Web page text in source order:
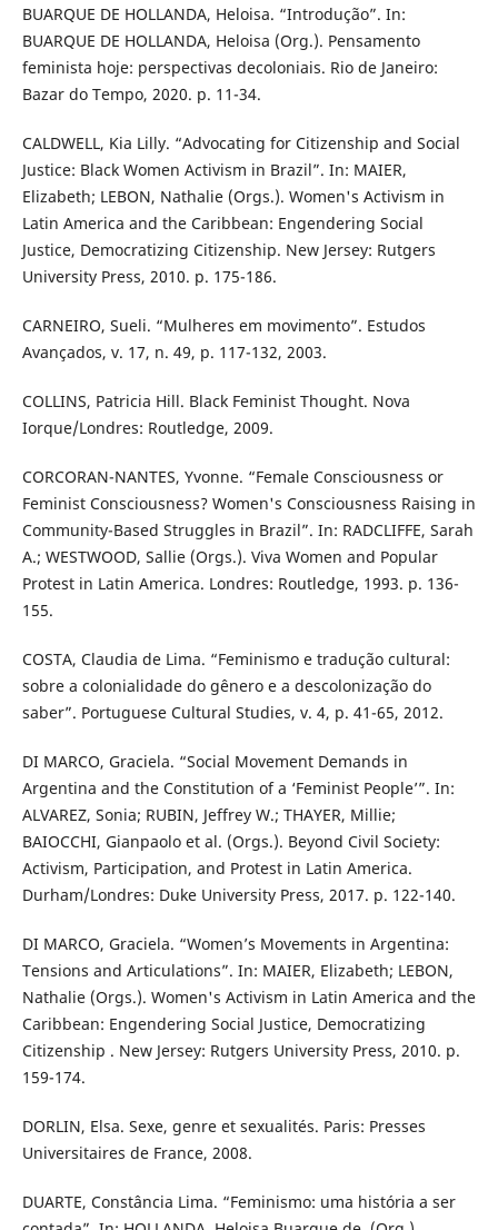
BUARQUE DE HOLLANDA, Heloisa. “Introdução”. In:
BUARQUE DE HOLLANDA, Heloisa (Org.). Pensamento
feminista hoje: perspectivas decoloniais. Rio de Janeiro:
Bazar do Tempo, 2020. p. 11-34.
CALDWELL, Kia Lilly. “Advocating for Citizenship and Social
Justice: Black Women Activism in Brazil”. In: MAIER,
Elizabeth; LEBON, Nathalie (Orgs.). Women's Activism in
Latin America and the Caribbean: Engendering Social
Justice, Democratizing Citizenship. New Jersey: Rutgers
University Press, 2010. p. 175-186.
CARNEIRO, Sueli. “Mulheres em movimento”. Estudos
Avançados, v. 17, n. 49, p. 117-132, 2003.
COLLINS, Patricia Hill. Black Feminist Thought. Nova
Iorque/Londres: Routledge, 2009.
CORCORAN-NANTES, Yvonne. “Female Consciousness or
Feminist Consciousness? Women's Consciousness Raising in
Community-Based Struggles in Brazil”. In: RADCLIFFE, Sarah
A.; WESTWOOD, Sallie (Orgs.). Viva Women and Popular
Protest in Latin America. Londres: Routledge, 1993. p. 136-
155.
COSTA, Claudia de Lima. “Feminismo e tradução cultural:
sobre a colonialidade do gênero e a descolonização do
saber”. Portuguese Cultural Studies, v. 4, p. 41-65, 2012.
DI MARCO, Graciela. “Social Movement Demands in
Argentina and the Constitution of a ‘Feminist People’”. In:
ALVAREZ, Sonia; RUBIN, Jeffrey W.; THAYER, Millie;
BAIOCCHI, Gianpaolo et al. (Orgs.). Beyond Civil Society:
Activism, Participation, and Protest in Latin America.
Durham/Londres: Duke University Press, 2017. p. 122-140.
DI MARCO, Graciela. “Women’s Movements in Argentina:
Tensions and Articulations”. In: MAIER, Elizabeth; LEBON,
Nathalie (Orgs.). Women's Activism in Latin America and the
Caribbean: Engendering Social Justice, Democratizing
Citizenship . New Jersey: Rutgers University Press, 2010. p.
159-174.
DORLIN, Elsa. Sexe, genre et sexualités. Paris: Presses
Universitaires de France, 2008.
DUARTE, Constância Lima. “Feminismo: uma história a ser